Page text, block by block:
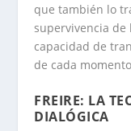
que también lo
supervivencia
capacidad de
de cada
FREIRE: LA
DIALÓGICA